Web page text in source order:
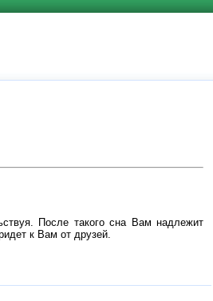
После такого сна Вам надлежит
к Вам от друзей.